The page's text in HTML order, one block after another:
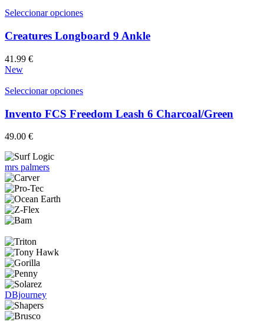
Seleccionar opcionesEste
tiene
múltiples
se
pueden
elegir
en
Creatures Longboard 9 Ankle
41.99 €
New
Seleccionar opcionesEste
tiene
múltiples
Invento FCS Freedom Leash 6 Charcoal/Green
49.00 €
mrs palmers
DBjourney